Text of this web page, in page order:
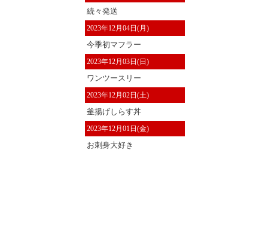
続々発送
2023年12月04日(月)
今季初マフラー
2023年12月03日(日)
ワンツースリー
2023年12月02日(土)
釜揚げしらす丼
2023年12月01日(金)
お刺身大好き